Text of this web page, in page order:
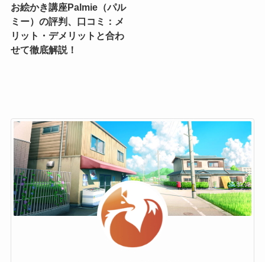
お絵かき講座Palmie（パル
ミー）の評判、口コミ：メ
リット・デメリットと合わ
せて徹底解説！